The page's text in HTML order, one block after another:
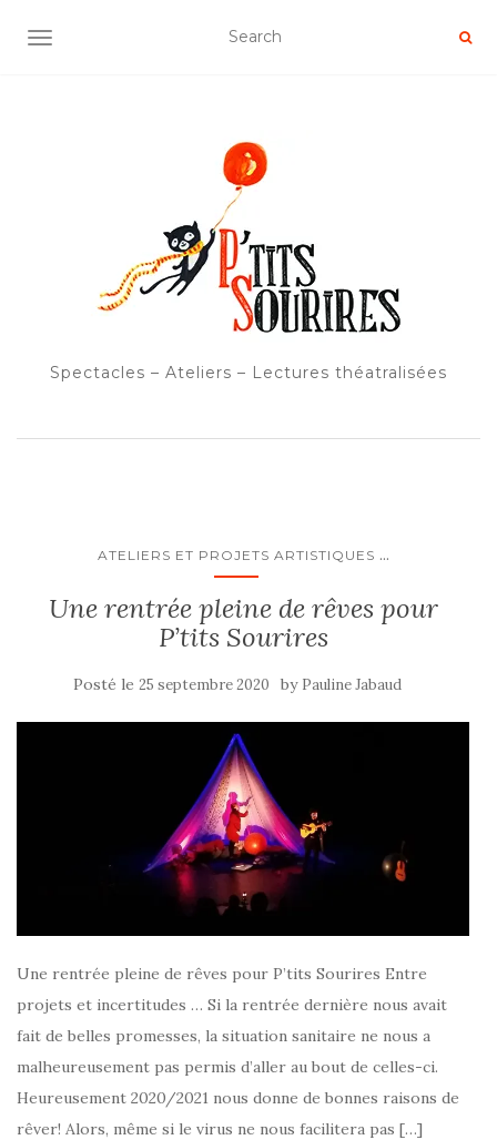
OUVRIR/FERMER LA NAVIGATION
Spectacles – Ateliers – Lectures théatralisées
ATELIERS ET PROJETS ARTISTIQUES ...
Une rentrée pleine de rêves pour
P’tits Sourires
Posté le 25 septembre 2020 by Pauline Jabaud
Une rentrée pleine de rêves pour P’tits Sourires Entre
projets et incertitudes … Si la rentrée dernière nous avait
fait de belles promesses, la situation sanitaire ne nous a
malheureusement pas permis d’aller au bout de celles-ci.
Heureusement 2020/2021 nous donne de bonnes raisons de
rêver! Alors, même si le virus ne nous facilitera pas […]